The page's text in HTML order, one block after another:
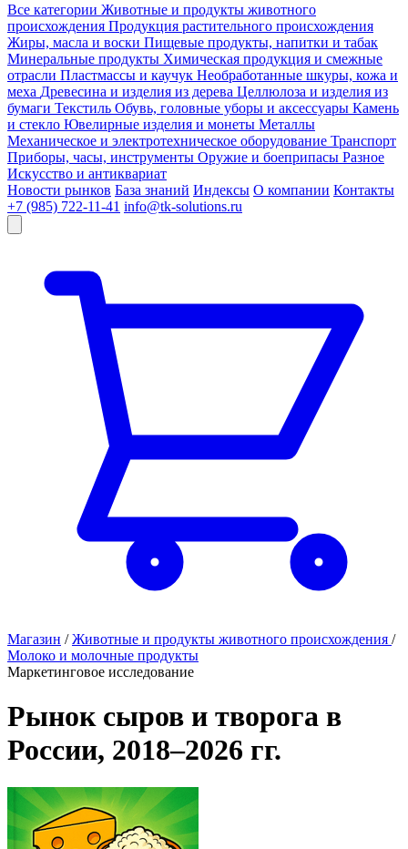
Все категории Животные и продукты животного
происхождения Продукция растительного происхождения
Жиры, масла и воски Пищевые продукты, напитки и табак
Минеральные продукты Химическая продукция и смежные
отрасли Пластмассы и каучук Необработанные шкуры, кожа и
меха Древесина и изделия из дерева Целлюлоза и изделия из
бумаги Текстиль Обувь, головные уборы и аксессуары Камень
и стекло Ювелирные изделия и монеты Металлы
Механическое и электротехническое оборудование Транспорт
Приборы, часы, инструменты Оружие и боеприпасы Разное
Искусство и антиквариат
Новости рынков База знаний Индексы О компании Контакты
+7 (985) 722-11-41 info@tk-solutions.ru
Магазин / Животные и продукты животного происхождения /
Молоко и молочные продукты
Маркетинговое исследование
Рынок сыров и творога в
России, 2018–2026 гг.